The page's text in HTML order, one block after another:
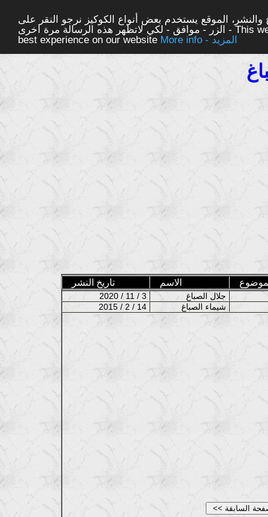
الموقع يستخدم بعض أنواع الكوكيز نرجو النقر على
الزر - موافق - لكي لاتظهر هذه الرسالة مرة اخرى - This website uses cookies to ensure you get the
best experience on our website
More info - المزيد
تاريخ النشر الاسم
2020 / 11 / 3
2015 / 2 / 14